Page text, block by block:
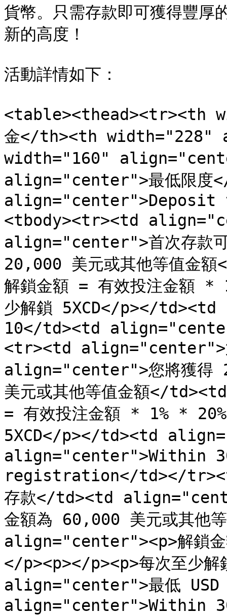
貨​​幣。只需存款即可獲得豐厚
新的高度！
活動詳情如下：
<table><thead><tr><th
金</th><th width="228"
width="160"
align="center">最低限
align="center">Deposit
<tbody><tr><td
align="center">首次存款可
20,000 美元或其他等值
解鎖金額 = 有效投注金額 *
少解鎖 5XCD</p></
10</td><td
<tr><td align="center">
align="center">您將獲得
美元或其他等值金額</
= 有效投注金額 * 1% *
5XCD</p></td><td
align="center">Within
registration</td></
存款</td><td
金額為 60,000 美元或其他
align="center"><p>解鎖
</p><p></p><p>每次至少
align="center">最低
align="center">Within